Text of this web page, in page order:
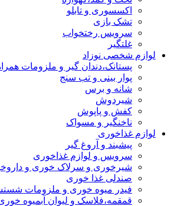
اکسسوری و تابلو
تشک بازی
سرویس رختخواب
غلتگیر
لوازم شخصی نوزاد
پستانک،دندان گیر و ملزومات
پوار بینی و تب سنج
شانه و برس
شیردوش
کفش و پاپوش
ناخنگیر و مسواک
لوازم غذاخوری
پیشبند و آروغ گیر
سرویس و لوازم غذاخوری
شیرخوری و سرلاک خوری و
صندلی غذا خوری
فیدر میوه خوری و ملزومات
قمقمه،فلاسک و لیوان آبمیوه